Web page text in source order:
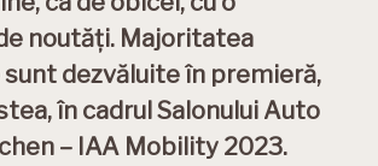
noutăți. Majoritatea
dezvăluite în premieră,
în cadrul Salonului Auto
– IAA Mobility 2023.